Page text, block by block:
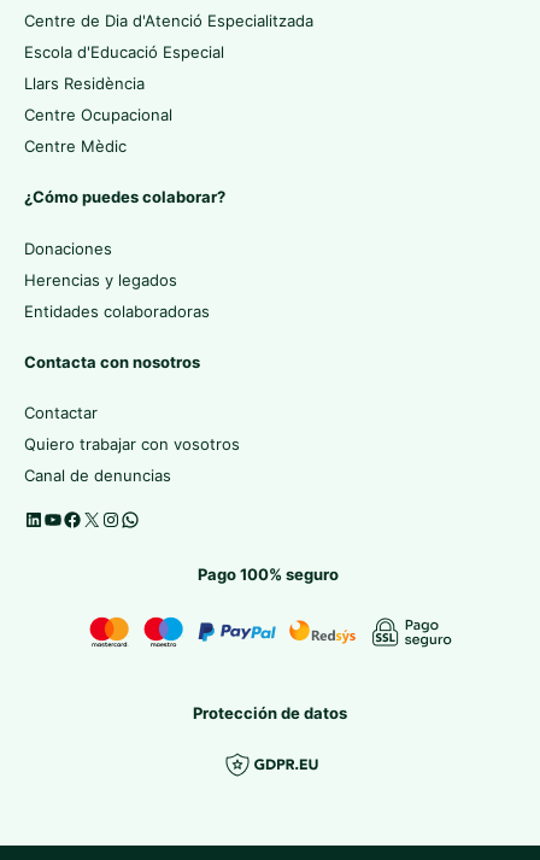
Centre de Dia d'Atenció Especialitzada
Escola d'Educació Especial
Llars Residència
Centre Ocupacional
Centre Mèdic
¿Cómo puedes colaborar?
Donaciones
Herencias y legados
Entidades colaboradoras
Contacta con nosotros
Contactar
Quiero trabajar con vosotros
Canal de denuncias
Pago 100% seguro
Protección de datos